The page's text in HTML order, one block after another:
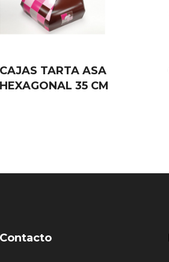
CAJAS TARTA ASA
HEXAGONAL 35 CM
Contacto